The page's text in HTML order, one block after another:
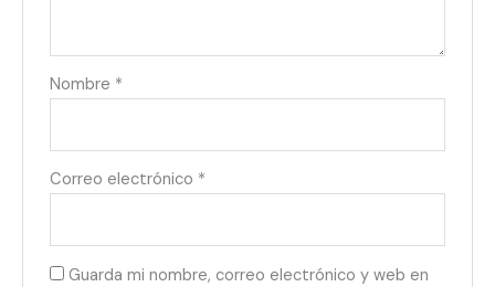
Nombre *
Correo electrónico *
Guarda mi nombre, correo electrónico y web en